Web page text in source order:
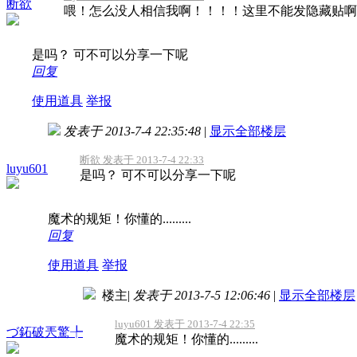
断欲
喂！怎么没人相信我啊！！！！这里不能发隐藏贴啊
是吗？ 可不可以分享一下呢
回复
使用道具 举报
luyu601
发表于 2013-7-4 22:35:48 | 显示全部楼层
断欲 发表于 2013-7-4 22:33
是吗？ 可不可以分享一下呢
魔术的规矩！你懂的.........
回复
使用道具 举报
づ鉐破兲驚╄
楼主| 发表于 2013-7-5 12:06:46 | 显示全部楼层
luyu601 发表于 2013-7-4 22:35
魔术的规矩！你懂的.........